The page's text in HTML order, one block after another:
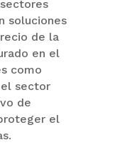
soluciones
de la
en el
como
sector
de
el